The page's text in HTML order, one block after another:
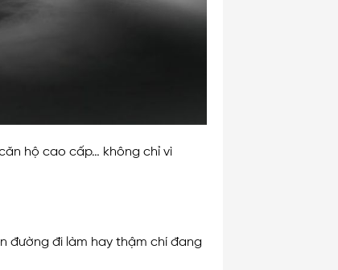
hộ cao cấp… không chỉ vì
đường đi làm hay thậm chí đang